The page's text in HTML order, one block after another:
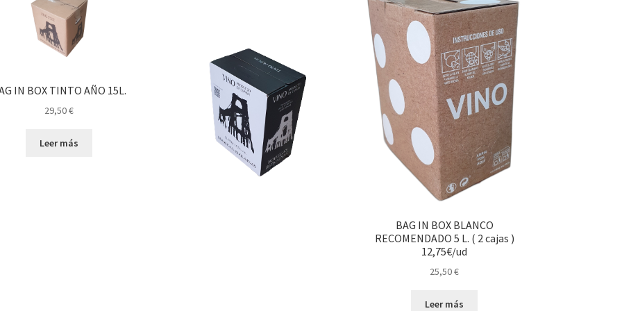
IN BOX TINTO AÑO 15L.
29,50€
Leer más
BAG IN BOX BLANCO
RECOMENDADO 5 L. ( 2 cajas )
12,75€/ud
25,50€
Leer más